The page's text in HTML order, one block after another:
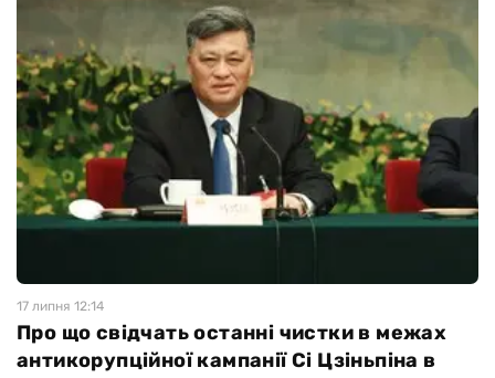
17 липня 12:14
Про що свідчать останні чистки в межах
антикорупційної кампанії Сі Цзіньпіна в